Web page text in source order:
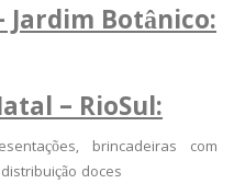
Jardim Botânico:
– RioSul:
brincadeiras com
doces